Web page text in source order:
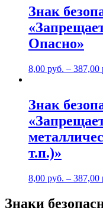
Знак
Опасно»
8,00 руб. – 387,00
Знак
т.п.)»
8,00 руб. – 387,00
Знаки